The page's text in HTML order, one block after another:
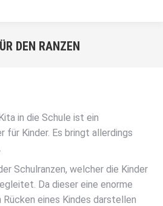
DEN RANZEN
in die Schule ist ein
für Kinder. Es bringt allerdings
Schulranzen, welcher die Kinder
Da dieser eine enorme
Rücken eines Kindes darstellen